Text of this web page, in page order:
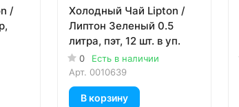
/
Холодный Чай Lipton /
Липтон Зеленый 0.5
литра, пэт, 12 шт. в уп.
0
Есть в наличии
Арт. 0010639
В корзину